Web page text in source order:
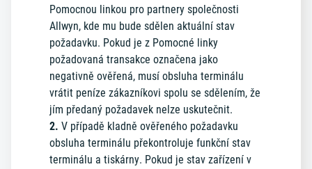
Pomocnou linkou pro partnery společnosti
Allwyn, kde mu bude sdělen aktuální stav
požadavku. Pokud je z Pomocné linky
požadovaná transakce označena jako
negativně ověřená, musí obsluha terminálu
vrátit peníze zákazníkovi spolu se sdělením, že
jím předaný požadavek nelze uskutečnit.
2. V případě kladně ověřeného požadavku
obsluha terminálu překontroluje funkční stav
terminálu a tiskárny. Pokud je stav zařízení v